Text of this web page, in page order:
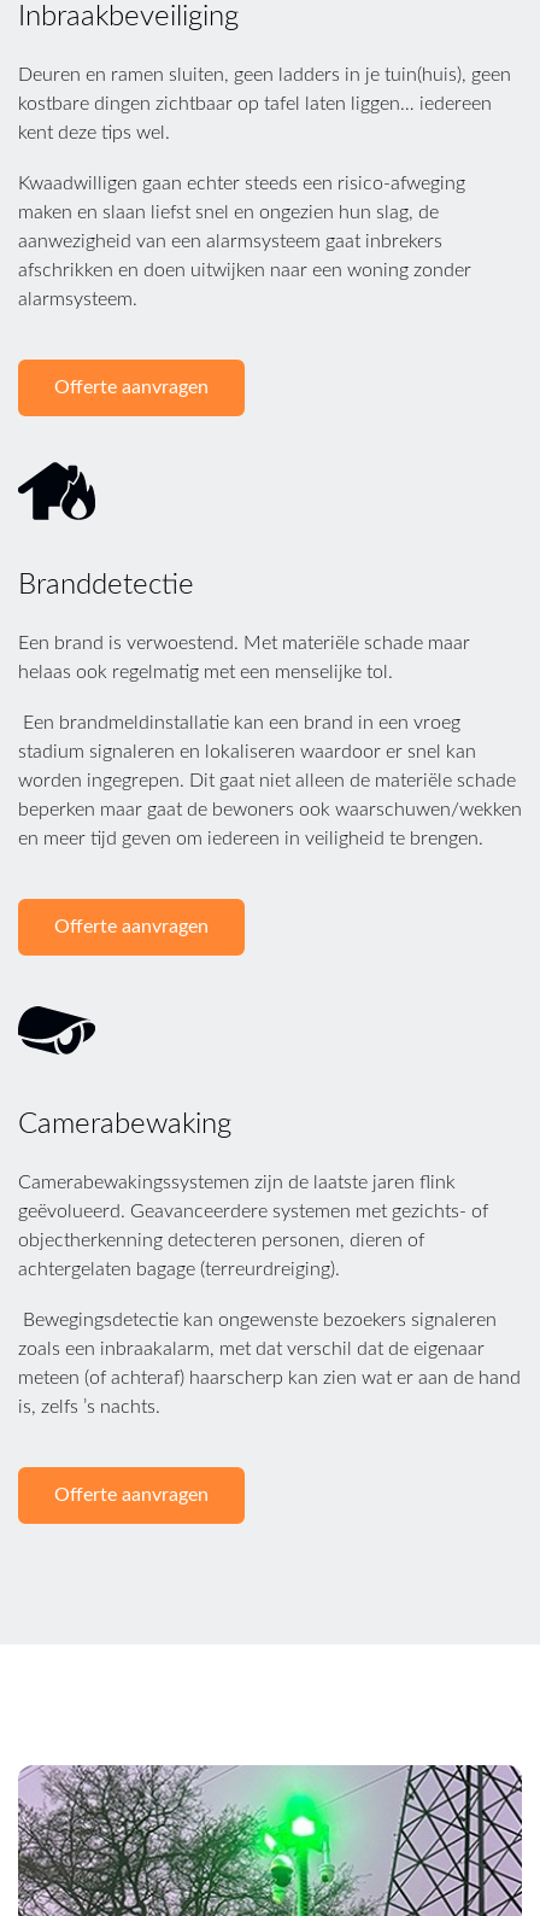
Inbraakbeveiliging
Deuren en ramen sluiten, geen ladders in je tuin(huis), geen
kostbare dingen zichtbaar op tafel laten liggen… iedereen
kent deze tips wel.
Kwaadwilligen gaan echter steeds een risico-afweging
maken en slaan liefst snel en ongezien hun slag, de
aanwezigheid van een alarmsysteem gaat inbrekers
afschrikken en doen uitwijken naar een woning zonder
alarmsysteem.
Offerte aanvragen
Branddetectie
Een brand is verwoestend. Met materiële schade maar
helaas ook regelmatig met een menselijke tol.
Een brandmeldinstallatie kan een brand in een vroeg
stadium signaleren en lokaliseren waardoor er snel kan
worden ingegrepen. Dit gaat niet alleen de materiële schade
beperken maar gaat de bewoners ook waarschuwen/wekken
en meer tijd geven om iedereen in veiligheid te brengen.
Offerte aanvragen
Camerabewaking
Camerabewakingssystemen zijn de laatste jaren flink
geëvolueerd. Geavanceerdere systemen met gezichts- of
objectherkenning detecteren personen, dieren of
achtergelaten bagage (terreurdreiging).
Bewegingsdetectie kan ongewenste bezoekers signaleren
zoals een inbraakalarm, met dat verschil dat de eigenaar
meteen (of achteraf) haarscherp kan zien wat er aan de hand
is, zelfs ’s nachts.
Offerte aanvragen